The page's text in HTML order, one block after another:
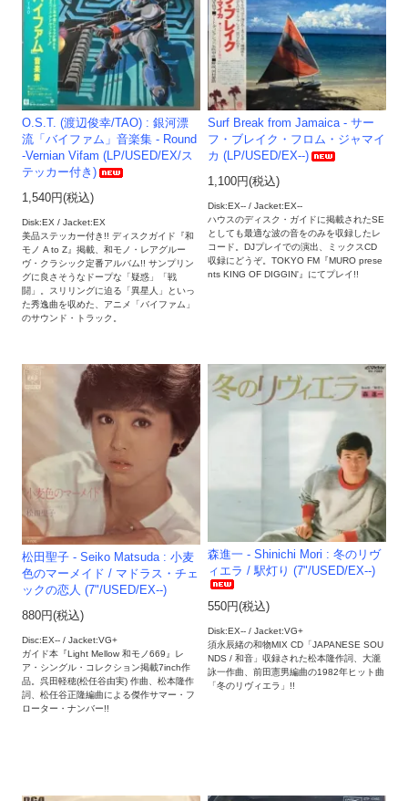
O.S.T. (渡辺俊幸/TAO) : 銀河漂
流「バイファム」音楽集 - Round
-Vernian Vifam (LP/USED/EX/ス
テッカー付き)
1,540円(税込)
Disk:EX / Jacket:EX
美品ステッカー付き!! ディスクガイド『和
モノ A to Z』掲載、和モノ・レアグルー
ヴ・クラシック定番アルバム!! サンプリン
グに良さそうなドープな「疑惑」「戦
闘」。スリリングに迫る「異星人」といっ
た秀逸曲を収めた、アニメ「バイファム」
のサウンド・トラック。
Surf Break from Jamaica - サー
フ・ブレイク・フロム・ジャマイ
カ (LP/USED/EX--)
1,100円(税込)
Disk:EX-- / Jacket:EX--
ハウスのディスク・ガイドに掲載されたSE
としても最適な波の音をのみを収録したレ
コード。DJプレイでの演出、ミックスCD
収録にどうぞ。TOKYO FM『MURO prese
nts KING OF DIGGIN'』にてプレイ!!
松田聖子 - Seiko Matsuda : 小麦
色のマーメイド / マドラス・チェ
ックの恋人 (7"/USED/EX--)
880円(税込)
Disc:EX-- / Jacket:VG+
ガイド本『Light Mellow 和モノ669』レ
ア・シングル・コレクション掲載7inch作
品。呉田軽穂(松任谷由実) 作曲、松本隆作
詞、松任谷正隆編曲による傑作サマー・フ
ローター・ナンバー!!
森進一 - Shinichi Mori : 冬のリヴ
ィエラ / 駅灯り (7"/USED/EX--)
550円(税込)
Disk:EX-- / Jacket:VG+
須永辰緒の和物MIX CD「JAPANESE SOU
NDS / 和音」収録された松本隆作詞、大瀧
詠一作曲、前田憲男編曲の1982年ヒット曲
「冬のリヴィエラ」!!